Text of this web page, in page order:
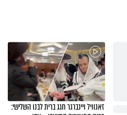
זאנוויל ויינברגר חגג ברית לבנו השלישי: